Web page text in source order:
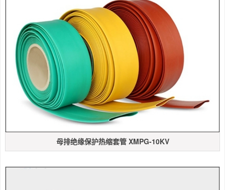
母排绝缘保护热缩套管 XMPG-10KV